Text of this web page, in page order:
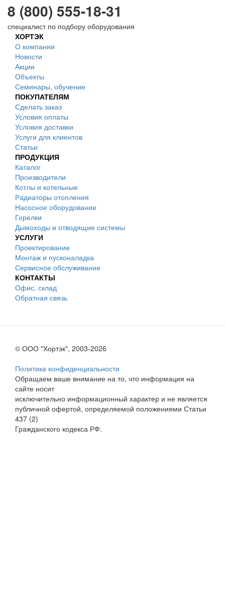
8 (800) 555-18-31
специалист по подбору оборудования
ХОРТЭК
О компании
Новости
Акции
Объекты
Семинары, обучение
ПОКУПАТЕЛЯМ
Сделать заказ
Условия оплаты
Условия доставки
Услуги для клиентов
Статьи
ПРОДУКЦИЯ
Каталог
Производители
Котлы и котельные
Радиаторы отопления
Насосное оборудование
Горелки
Дымоходы и отводящие системы
УСЛУГИ
Проектирование
Монтаж и пусконаладка
Сервисное обслуживание
КОНТАКТЫ
Офис, склад
Обратная связь
© ООО "Хортэк", 2003-2026
Политика конфиденциальности
Обращаем ваше внимание на то, что информация на
сайте носит
исключительно информационный характер и не является
публичной офертой, определяемой положениями Статьи
437 (2)
Гражданского кодекса РФ.